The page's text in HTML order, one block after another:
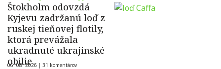
Štokholm odovzdá
Kyjevu zadržanú loď z
ruskej tieňovej flotily,
ktorá prevážala
ukradnuté ukrajinské
obilie
06. 08. 2026 | 31 komentárov